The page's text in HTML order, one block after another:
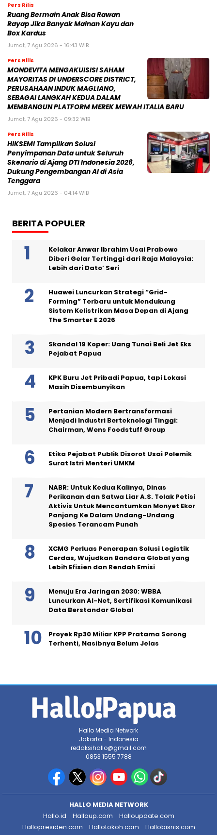
Pers Rilis
Ruang Bermain Anak Bisa Rawan
Rayap Jika Banyak Mainan Kayu dan
Box Kardus
Jumat, 7 Agu 2026 - 16:43 WIB
Pers Rilis
MONDEVITA MENGAKUISISI SAHAM
MAYORITAS DI UNDERSCORE DISTRICT,
PERUSAHAAN INDUK MAGLIANO,
SEBAGAI LANGKAH KEDUA DALAM
MEMBANGUN PLATFORM MEREK MEWAH ITALIA BARU
Jumat, 7 Agu 2026 - 09:32 WIB
Pers Rilis
HIKSEMI Tampilkan Solusi
Penyimpanan Data untuk Seluruh
Skenario di Ajang DTI Indonesia 2026,
Dukung Pengembangan AI di Asia
Tenggara
Jumat, 7 Agu 2026 - 04:14 WIB
BERITA POPULER
Kelakar Anwar Ibrahim Usai Prabowo
Diberi Gelar Tertinggi dari Raja Malaysia:
Lebih dari Dato’ Seri
Huawei Luncurkan Strategi “Grid-
Forming” Terbaru untuk Mendukung
Sistem Kelistrikan Masa Depan di Ajang
The Smarter E 2026
Skandal 19 Koper: Uang Tunai Beli Jet Eks
Pejabat Papua
KPK Buru Jet Pribadi Papua, tapi Lokasi
Masih Disembunyikan
Pertanian Modern Bertransformasi
Menjadi Industri Berteknologi Tinggi:
Chairman, Wens Foodstuff Group
Etika Pejabat Publik Disorot Usai Polemik
Surat Istri Menteri UMKM
NABR: Untuk Kedua Kalinya, Dinas
Perikanan dan Satwa Liar A.S. Tolak Petisi
Aktivis Untuk Mencantumkan Monyet Ekor
Panjang Ke Dalam Undang-Undang
Spesies Terancam Punah
XCMG Perluas Penerapan Solusi Logistik
Cerdas, Wujudkan Bandara Global yang
Lebih Efisien dan Rendah Emisi
Menuju Era Jaringan 2030: WBBA
Luncurkan AI-Net, Sertifikasi Komunikasi
Data Berstandar Global
Proyek Rp30 Miliar KPP Pratama Sorong
Terhenti, Nasibnya Belum Jelas
Hallo Media Network
Jakarta - Indonesia
redaksihallo@gmail.com
0853 1555 7788
HALLO MEDIA NETWORK
Hallo.id
Halloup.com
Halloupdate.com
Hallopresiden.com
Hallotokoh.com
Hallobisnis.com